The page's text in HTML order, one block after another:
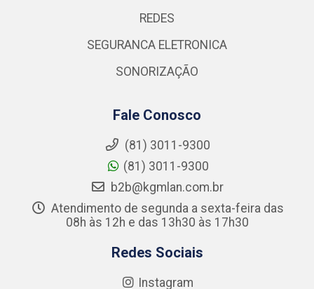
REDES
SEGURANCA ELETRONICA
SONORIZAÇÃO
Fale Conosco
(81) 3011-9300
(81) 3011-9300
b2b@kgmlan.com.br
Atendimento de segunda a sexta-feira das
08h às 12h e das 13h30 às 17h30
Redes Sociais
Instagram